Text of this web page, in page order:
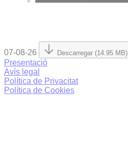
07-08-26 Descarregar (14.95 MB)
Presentació
Avís legal
Política de Privacitat
Política de Cookies